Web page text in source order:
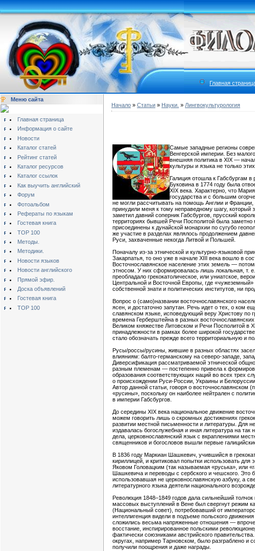
Главная
Меню сайта
Главная страница
Информация о сайте
Новости
Каталог статей
Рейтинг статей
Каталог ресурсов
Каталог ссылок
Как выучить английский
Форум
Фотоальбом
Рефераты по языкам
Гостевая книга
TOP 100
Методы.
Методики.
Новости языков
Новости английского
Прямой эфир.
Доска объявлений
Гостевая книга
TOP 100
Начало » Статьи » Науки. » Лингвокультурология
Самые западные регионы
Венгерской империи. Без
внешняя политика в XIX —
культуры и языка не только
Галиция отошла к Габсбургам в
Буковина в 1774 году была
XIX века. Характерно, что
государства и с большим
не могли рассчитывать на помощь Англии и
принудили меня к тому неправедному шагу,
заметил давний соперник Габсбургов, прусский
территориях бывшей Речи Посполитой была заметно
присоединены к дунайской монархии по сугубо
же участие в разделах являлось продолжением
Руси, захваченные некогда Литвой и Польшей.
Поначалу из-за этнической и культурно-языковой
Закарпатья, то оно уже в начале XIII века вошло в
Восточнославянское население этих земель —
этносом. У них сформировалась лишь локальная, т.
преобладало грекокатолическое, или униатское,
Центральной и Восточной Европы, где
собственной знати и политических институтов, ни
Вопрос о (само)названии восточнославянского
ясен, и достаточно запутан. Речь идет о тех, о ком
славянском языке, исповедующий веру Христову
времена Герберштейна в разных
Великом княжестве Литовском и Речи Посполитой в
принадлежности в рамках более широкой
стало обозначать прежде всего территориальную и
Русы/россы/русины, жившие в разных областях
влияниям: балто-германскому на северо-западе,
Диверсификация рассматриваемой этнической
разным племенам — постепенно привела к
образования соответствующих наций во всех трех
о происхождении Руси-России, Украины и
Автор данной статьи, говоря о восточнославянском
«русины», поскольку он наиболее нейтрален с
в империи Габсбургов.
До середины XIX века национальное движение
можем говорить лишь о скромных достижениях
развитии местной письменности и литературы. Для
издавалась богослужебная и иная литература на
дела, церковнославянский язык с вкраплениями
священников и богословов вышли первые
В 1836 году Маркиан Шашкевич, учившийся в
кириллицей, и критиковал попытки использовать
Яковом Головацким (так называемая «руська», или
Шашкевича и переводы с сербского и чешского.
использовавшая не церковнославянскую азбуку, а
литературного языка деятели национального
Революция 1848–1849 годов дала сильнейший
массовых выступлений в Вене был свергнут режим
(Национальный совет), потребовавший от
интеллигенция видели в подъеме польского
сложились весьма напряженные отношения —
восстание, инспирированное польскими
фактически союзниками австрийского
округах, например Тарновском, было разграблено и
получили поощрения и даже награды.